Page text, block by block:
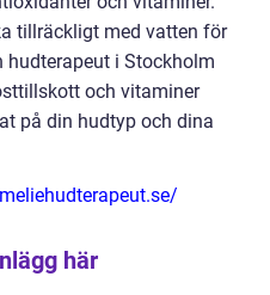
tillräckligt med vatten för
hudterapeut i Stockholm
och vitaminer
på din hudtyp och dina
här